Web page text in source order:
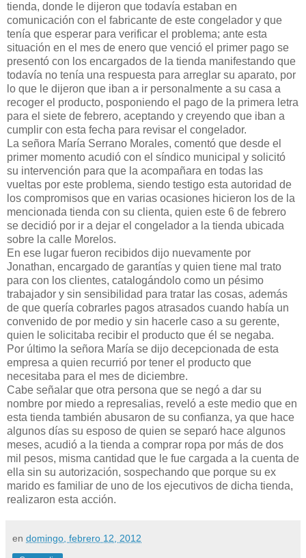
tienda, donde le dijeron que todavía estaban en
comunicación con el fabricante de este congelador y que
tenía que esperar para verificar el problema; ante esta
situación en el mes de enero que venció el primer pago se
presentó con los encargados de la tienda manifestando que
todavía no tenía una respuesta para arreglar su aparato, por
lo que le dijeron que iban a ir personalmente a su casa a
recoger el producto, posponiendo el pago de la primera letra
para el siete de febrero, aceptando y creyendo que iban a
cumplir con esta fecha para revisar el congelador.
La señora María Serrano Morales, comentó que desde el
primer momento acudió con el síndico municipal y solicitó
su intervención para que la acompañara en todas las
vueltas por este problema, siendo testigo esta autoridad de
los compromisos que en varias ocasiones hicieron los de la
mencionada tienda con su clienta, quien este 6 de febrero
se decidió por ir a dejar el congelador a la tienda ubicada
sobre la calle Morelos.
En ese lugar fueron recibidos dijo nuevamente por
Jonathan, encargado de garantías y quien tiene mal trato
para con los clientes, catalogándolo como un pésimo
trabajador y sin sensibilidad para tratar las cosas, además
de que quería cobrarles pagos atrasados cuando había un
convenido de por medio y sin hacerle caso a su gerente,
quien le solicitaba recibir el producto que él se negaba.
Por último la señora María se dijo decepcionada de esta
empresa a quien recurrió por tener el producto que
necesitaba para el mes de diciembre.
Cabe señalar que otra persona que se negó a dar su
nombre por miedo a represalias, reveló a este medio que en
esta tienda también abusaron de su confianza, ya que hace
algunos días su esposo de quien se separó hace algunos
meses, acudió a la tienda a comprar ropa por más de dos
mil pesos, misma cantidad que le fue cargada a la cuenta de
ella sin su autorización, sospechando que porque su ex
marido es familiar de uno de los ejecutivos de dicha tienda,
realizaron esta acción.
en domingo, febrero 12, 2012